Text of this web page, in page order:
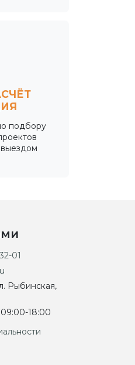
подбору
выездом
01
Рыбинская,
18:00